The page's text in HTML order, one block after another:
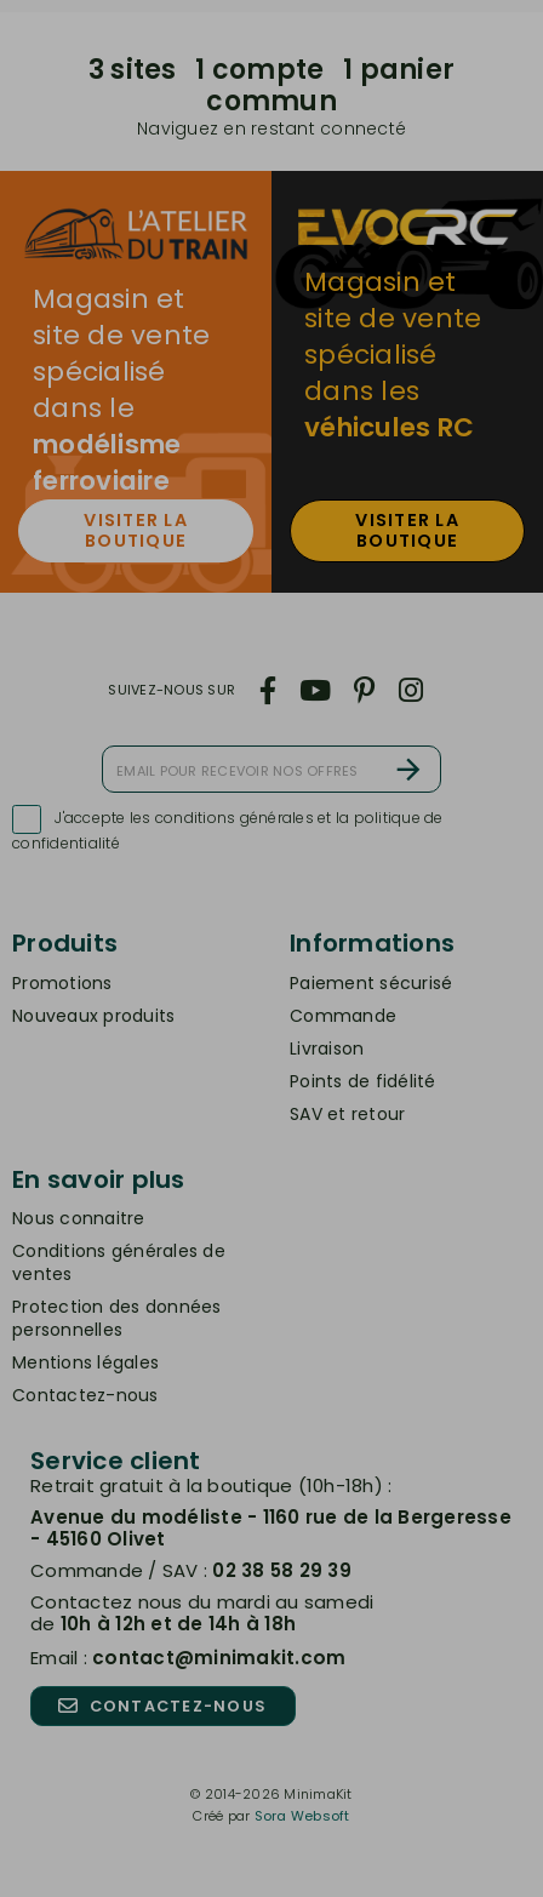
3 sites 1 compte 1 panier
commun
Naviguez en restant connecté
Magasin et
site de vente
spécialisé
dans le
modélisme
ferroviaire
VISITER LA
BOUTIQUE
Magasin et
site de vente
spécialisé
dans les
véhicules RC
VISITER LA
BOUTIQUE
J'accepte les conditions générales et la politique de
confidentialité
SUIVEZ-NOUS SUR
Produits
Promotions
Nouveaux produits
Informations
Paiement sécurisé
Commande
Livraison
Points de fidélité
SAV et retour
En savoir plus
Nous connaitre
Conditions générales de
ventes
Protection des données
personnelles
Mentions légales
Contactez-nous
Service client
Retrait gratuit à la boutique (10h-18h) :
Avenue du modéliste - 1160 rue de la Bergeresse
- 45160 Olivet
Commande / SAV : 02 38 58 29 39
Contactez nous du mardi au samedi
de 10h à 12h et de 14h à 18h
Email : contact@minimakit.com
CONTACTEZ-NOUS
© 2014-2026 MinimaKit
Créé par Sora Websoft